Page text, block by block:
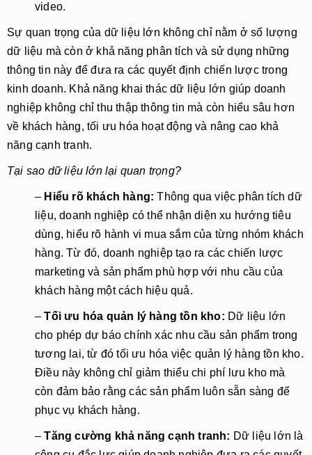
video.
Sự quan trọng của dữ liệu lớn không chỉ nằm ở số lượng
dữ liệu mà còn ở khả năng phân tích và sử dụng những
thông tin này để đưa ra các quyết định chiến lược trong
kinh doanh. Khả năng khai thác dữ liệu lớn giúp doanh
nghiệp không chỉ thu thập thông tin mà còn hiểu sâu hơn
về khách hàng, tối ưu hóa hoạt động và nâng cao khả
năng cạnh tranh.
Tại sao dữ liệu lớn lại quan trọng?
– Hiểu rõ khách hàng: Thông qua việc phân tích dữ
liệu, doanh nghiệp có thể nhận diện xu hướng tiêu
dùng, hiểu rõ hành vi mua sắm của từng nhóm khách
hàng. Từ đó, doanh nghiệp tạo ra các chiến lược
marketing và sản phẩm phù hợp với nhu cầu của
khách hàng một cách hiệu quả.
–Tối ưu hóa quản lý hàng tồn kho: Dữ liệu lớn
cho phép dự báo chính xác nhu cầu sản phẩm trong
tương lai, từ đó tối ưu hóa việc quản lý hàng tồn kho.
Điều này không chỉ giảm thiểu chi phí lưu kho mà
còn đảm bảo rằng các sản phẩm luôn sẵn sàng để
phục vụ khách hàng.
–Tăng cường khả năng cạnh tranh: Dữ liệu lớn là